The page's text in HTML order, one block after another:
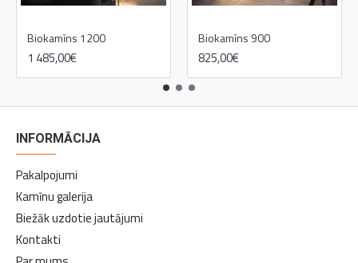
Biokamīns 1200
1 485,00€
Biokamīns 900
825,00€
INFORMĀCIJA
Pakalpojumi
Kamīnu galerija
Biežāk uzdotie jautājumi
Kontakti